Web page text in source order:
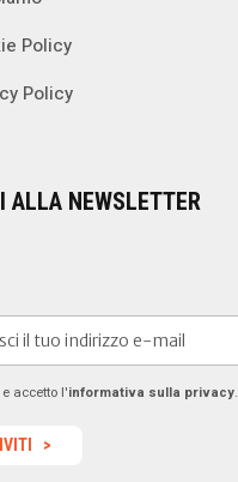
Policy
Policy
ALLA NEWSLETTER
accetto l'informativa sulla privacy.